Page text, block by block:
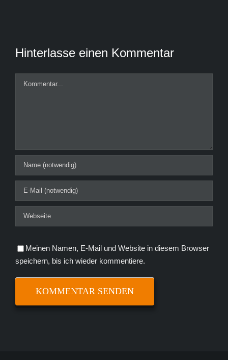
Hinterlasse einen Kommentar
Kommentar
Meinen Namen, E-Mail und Website in diesem Browser
speichern, bis ich wieder kommentiere.